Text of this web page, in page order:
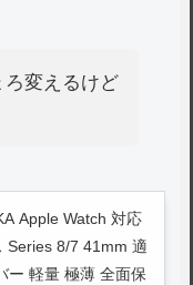
変えるけど
Apple Watch 対応
Series 8/7 41mm 適
ー 軽量 極薄 全面保